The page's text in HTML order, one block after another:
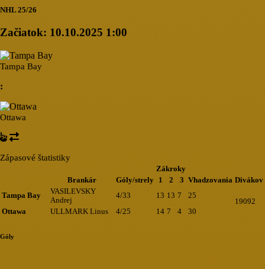
NHL 25/26
Začiatok: 10.10.2025 1:00
Tampa Bay
:
Ottawa
Zápasové štatistiky
Zákroky
Brankár
Góly/strely 1 2 3 Vhadzovania Divákov
Tampa Bay
VASILEVSKY
Andrej
4/33 13 13 7 25
19092
Ottawa
ULLMARK Linus 4/25 14 7 4 30
Góly